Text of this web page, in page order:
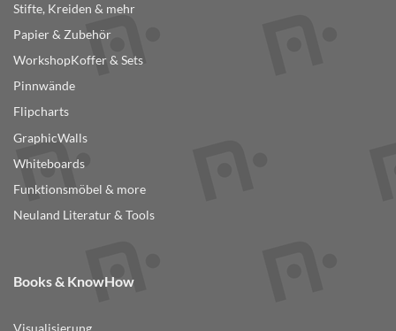
Stifte, Kreiden & mehr
Papier & Zubehör
WorkshopKoffer & Sets
Pinnwände
Flipcharts
GraphicWalls
Whiteboards
Funktionsmöbel & more
Neuland Literatur & Tools
Books & KnowHow
Visualisierung